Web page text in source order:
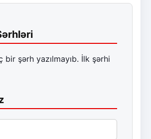
bir şərh yazılmayıb. İlk şərhi